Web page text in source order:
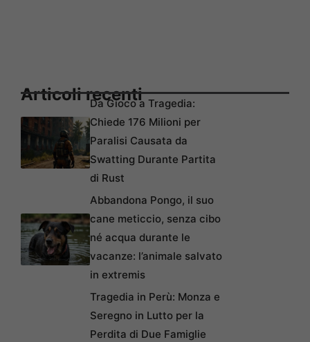
Articoli recentiDa Gioco a Tragedia:
Chiede 176 Milioni per
Paralisi Causata da
Swatting Durante Partita
di Rust
Abbandona Pongo, il suo
cane meticcio, senza cibo
né acqua durante le
vacanze: l’animale salvato
in extremis
Tragedia in Perù: Monza e
Seregno in Lutto per la
Perdita di Due Famiglie